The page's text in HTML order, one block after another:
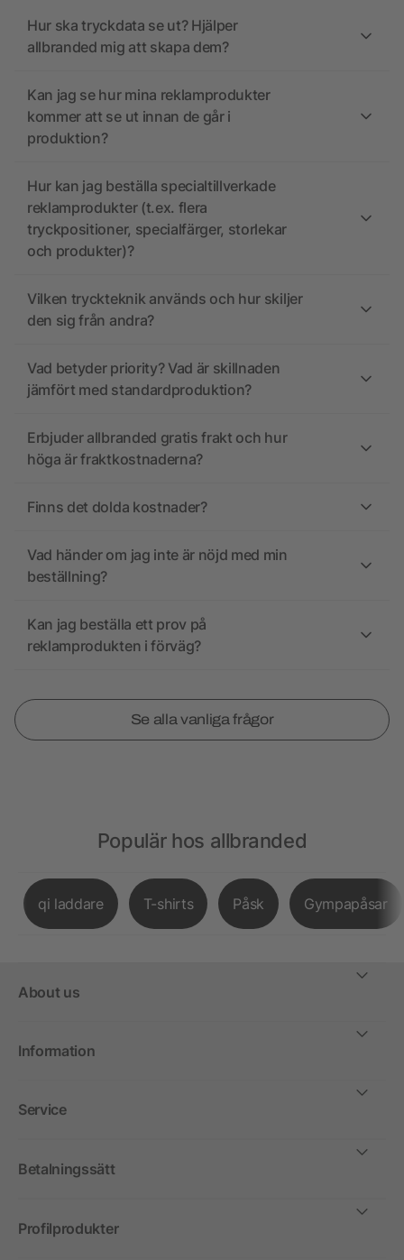
Hur ska tryckdata se ut? Hjälper
allbranded mig att skapa dem?
Kan jag se hur mina reklamprodukter
kommer att se ut innan de går i
produktion?
Hur kan jag beställa specialtillverkade
reklamprodukter (t.ex. flera
tryckpositioner, specialfärger, storlekar
och produkter)?
Vilken tryckteknik används och hur skiljer
den sig från andra?
Vad betyder priority? Vad är skillnaden
jämfört med standardproduktion?
Erbjuder allbranded gratis frakt och hur
höga är fraktkostnaderna?
Finns det dolda kostnader?
Vad händer om jag inte är nöjd med min
beställning?
Kan jag beställa ett prov på
reklamprodukten i förväg?
Se alla vanliga frågor
Populär hos allbranded
qi laddare T-shirts Påsk Gympapåsar
About us
Information
Service
Betalningssätt
Profilprodukter